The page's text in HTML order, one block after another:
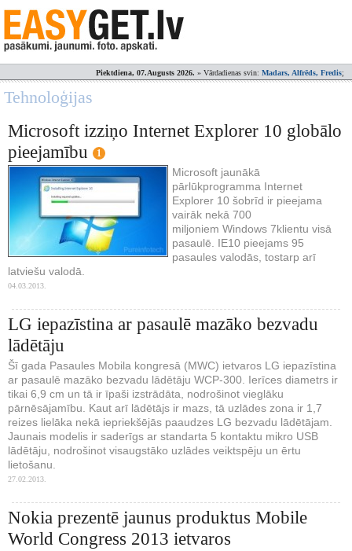
Piektdiena, 07.Augusts 2026. » Vārdadienas svin: Madars, Alfrēds, Fredis;
Tehnoloģijas
Microsoft izziņo Internet Explorer 10 globālo
pieejamību
1
Microsoft jaunākā
pārlūkprogramma Internet
Explorer 10 šobrīd ir pieejama
vairāk nekā 700
miljoniem Windows 7klientu visā
pasaulē. IE10 pieejams 95
pasaules valodās, tostarp arī
latviešu valodā.
04.03.2013.
LG iepazīstina ar pasaulē mazāko bezvadu
lādētāju
Šī gada Pasaules Mobila kongresā (MWC) ietvaros LG iepazīstina
ar pasaulē mazāko bezvadu lādētāju WCP-300. Ierīces diametrs ir
tikai 6,9 cm un tā ir īpaši izstrādāta, nodrošinot vieglāku
pārnēsājamību. Kaut arī lādētājs ir mazs, tā uzlādes zona ir 1,7
reizes lielāka nekā iepriekšējās paaudzes LG bezvadu lādētājam.
Jaunais modelis ir saderīgs ar standarta 5 kontaktu mikro USB
lādētāju, nodrošinot visaugstāko uzlādes veiktspēju un ērtu
lietošanu.
27.02.2013.
Nokia prezentē jaunus produktus Mobile
World Congress 2013 ietvaros